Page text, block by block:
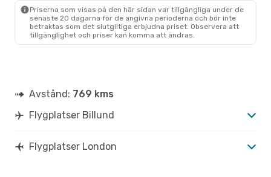
LON- BLL
Priserna som visas på den här sidan var tillgängliga under de
senaste 20 dagarna för de angivna perioderna och bör inte
betraktas som det slutgiltiga erbjudna priset. Observera att
tillgänglighet och priser kan komma att ändras.
Avstånd: 769 kms
Flygplatser Billund
Flygplatser London